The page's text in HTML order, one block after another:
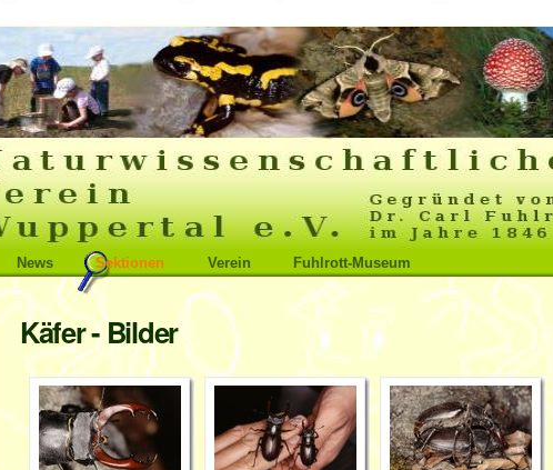
News Sektionen Verein Fuhlrott-Museum
Käfer - Bilder